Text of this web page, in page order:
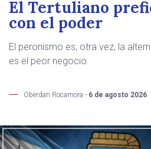
El Tertuliano
con el poder
El peronismo es, otra vez, la
es el peor negocio.
Oberdan Rocamora - 6 de agosto 2026